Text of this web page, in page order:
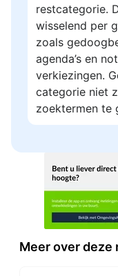
restcategorie.
wisselend per
zoals
agenda’s en
verkiezingen.
categorie niet
zoektermen te
Meer over deze